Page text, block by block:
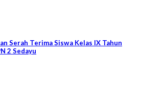
Serah Terima Siswa Kelas IX Tahun
2 Sedayu